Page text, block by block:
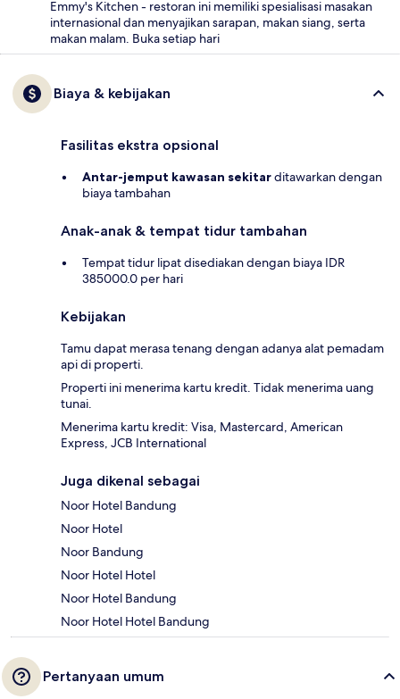
Emmy's Kitchen - restoran ini memiliki spesialisasi masakan
internasional dan menyajikan sarapan, makan siang, serta
makan malam. Buka setiap hari
Biaya & kebijakan
Fasilitas ekstra opsional
Antar-jemput kawasan sekitarditawarkan dengan
biaya tambahan
Anak-anak & tempat tidur tambahan
Tempat tidur lipat disediakan dengan biaya IDR
385000.0 per hari
Kebijakan
Tamu dapat merasa tenang dengan adanya alat pemadam
api di properti.
Properti ini menerima kartu kredit. Tidak menerima uang
tunai.
Menerima kartu kredit: Visa, Mastercard, American
Express, JCB International
Juga dikenal sebagai
Noor Hotel Bandung
Noor Hotel
Noor Bandung
Noor Hotel Hotel
Noor Hotel Bandung
Noor Hotel Hotel Bandung
Pertanyaan umum